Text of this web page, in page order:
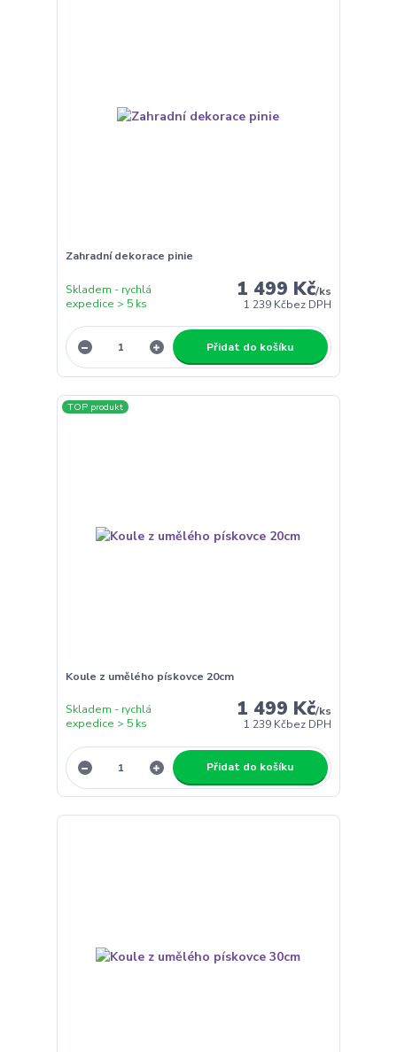
Zahradní dekorace pinie
1 499 Kč/ks
1 239 Kčbez DPH
Skladem - rychlá
expedice > 5 ks
Přidat do košíku
TOP produkt
Koule z umělého pískovce 20cm
1 499 Kč/ks
1 239 Kčbez DPH
Skladem - rychlá
expedice > 5 ks
Přidat do košíku